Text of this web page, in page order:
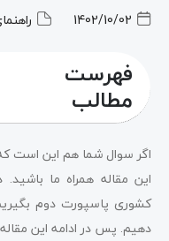
1402/10/02
فهرست
مطالب
اگر سوال شما هم این است
این مقاله همراه ما
کشوری پاسپورت دوم
دهیم. پس در ادامه این